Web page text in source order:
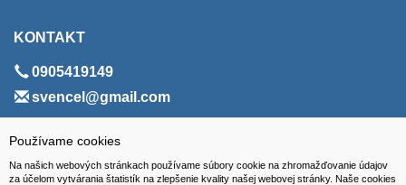
Používame cookies
Na našich webových stránkach používame súbory cookie na zhromažďovanie údajov
za účelom vytvárania štatistík na zlepšenie kvality našej webovej stránky. Naše cookies
KONTAKT
0905419149
svencel@gmail.com
ADRESA
VEST - tech s.r.o.